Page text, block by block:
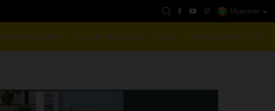
$1901 ( တစ်အောင်စလျှင် ) Myanmar
ENTERTAINMENT HEALTH & BEAUTY TECH YANGON DIRECTORY